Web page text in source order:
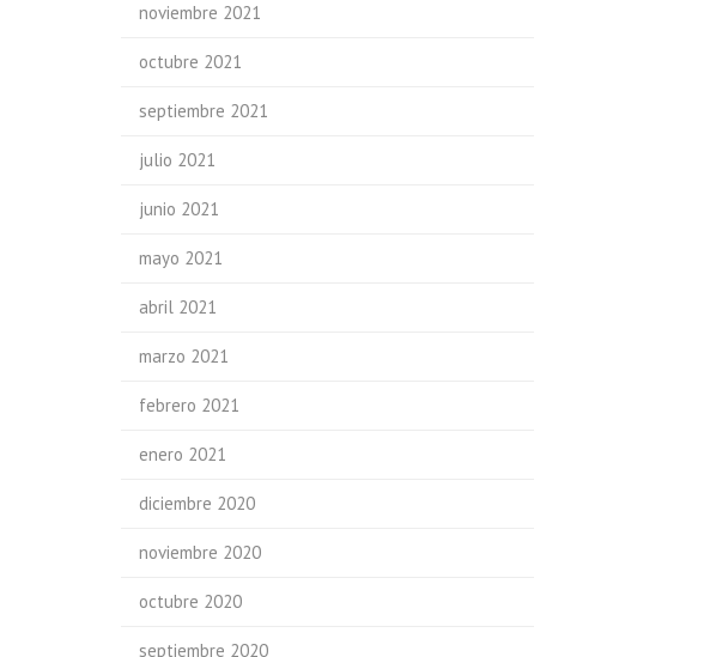
noviembre 2021
octubre 2021
septiembre 2021
julio 2021
junio 2021
mayo 2021
abril 2021
marzo 2021
febrero 2021
enero 2021
diciembre 2020
noviembre 2020
octubre 2020
septiembre 2020